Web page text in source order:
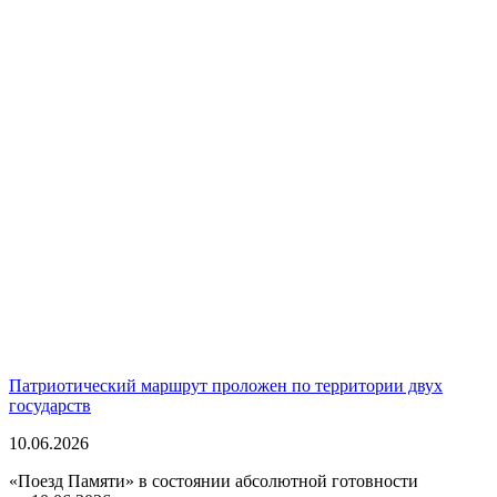
Патриотический маршрут проложен по территории двух
государств
10.06.2026
«Поезд Памяти» в состоянии абсолютной готовности